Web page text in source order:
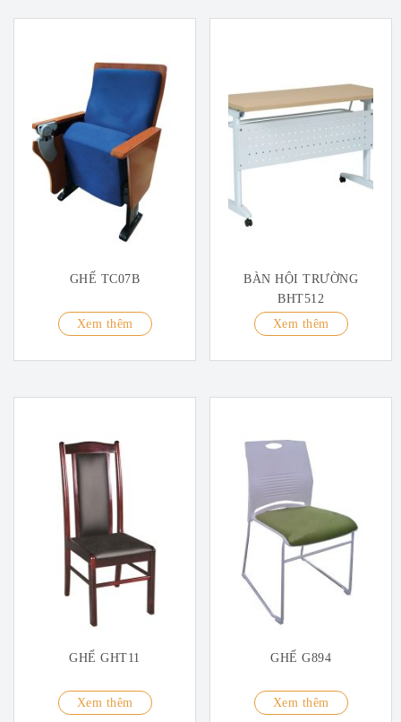
GHẾ TC07B
Xem thêm
BÀN HỘI TRƯỜNG
BHT512
Xem thêm
GHẾ GHT11
Xem thêm
GHẾ G894
Xem thêm